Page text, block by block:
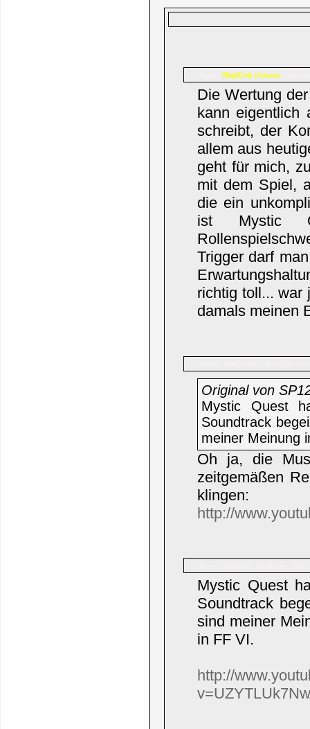
NegCon (Admin)
Die Wertung
kann eigentlich
schreibt, der
allem aus
geht für mich,
mit dem Spiel,
die ein
ist Mystic
Trigger darf
richtig toll... war
damals meinen
Original von
Mystic Quest
Soundtrack
meiner Meinung
Oh ja, die
zeitgemäßen
klingen:
http://
Mystic Quest
Soundtrack
sind meiner
in FF VI.
http://